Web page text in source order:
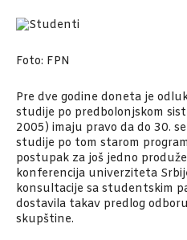
Foto: FPN
Pre dve godine doneta je
studije po predbolonjskom
2005) imaju pravo da do 30.
studije po tom starom
postupak za još jedno
konferencija univerziteta
konsultacije sa studentskim
dostavila takav predlog
skupštine.